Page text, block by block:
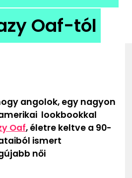
Oaf-tól
angolok, egy nagyon
lookbookkal
Oaf, életre keltve a 90-
ismert
női